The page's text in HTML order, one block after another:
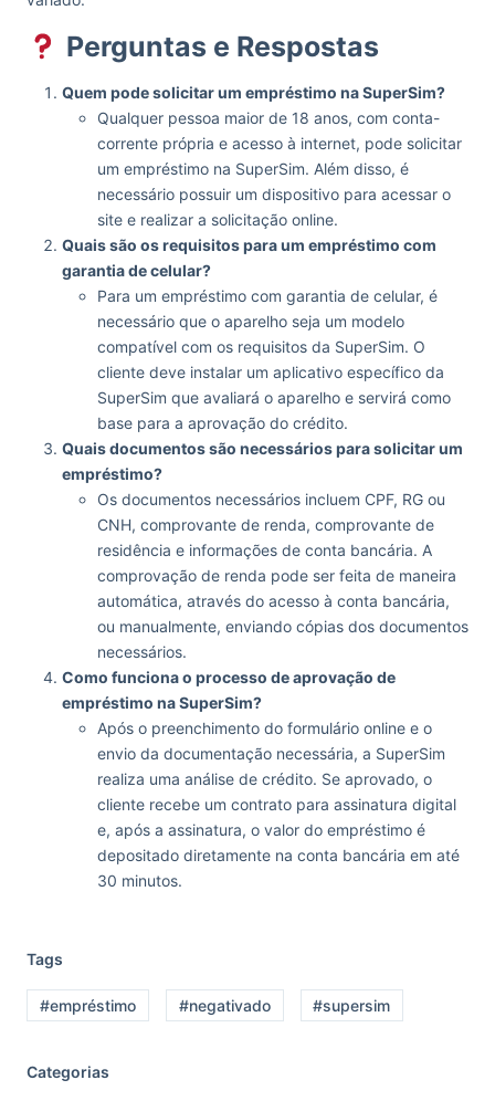
Perguntas e Respostas
Quem pode solicitar um empréstimo na SuperSim?
Qualquer pessoa maior de 18 anos, com conta-
corrente própria e acesso à internet, pode solicitar
um empréstimo na SuperSim. Além disso, é
necessário possuir um dispositivo para acessar o
site e realizar a solicitação online.
Quais são os requisitos para um empréstimo com
garantia de celular?
Para um empréstimo com garantia de celular, é
necessário que o aparelho seja um modelo
compatível com os requisitos da SuperSim. O
cliente deve instalar um aplicativo específico da
SuperSim que avaliará o aparelho e servirá como
base para a aprovação do crédito.
Quais documentos são necessários para solicitar um
empréstimo?
Os documentos necessários incluem CPF, RG ou
CNH, comprovante de renda, comprovante de
residência e informações de conta bancária. A
comprovação de renda pode ser feita de maneira
automática, através do acesso à conta bancária,
ou manualmente, enviando cópias dos documentos
necessários.
Como funciona o processo de aprovação de
empréstimo na SuperSim?
Após o preenchimento do formulário online e o
envio da documentação necessária, a SuperSim
realiza uma análise de crédito. Se aprovado, o
cliente recebe um contrato para assinatura digital
e, após a assinatura, o valor do empréstimo é
depositado diretamente na conta bancária em até
30 minutos.
Tags
#empréstimo #negativado #supersim
Categorias